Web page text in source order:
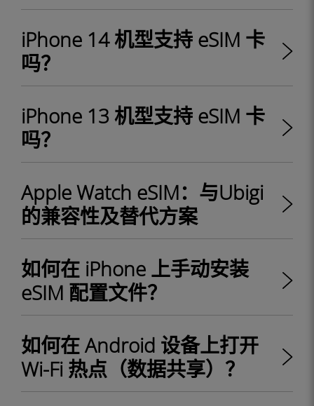
iPhone 14 机型支持 eSIM 卡
吗？
iPhone 13 机型支持 eSIM 卡
吗？
Apple Watch eSIM：与Ubigi
的兼容性及替代方案
如何在 iPhone 上手动安装
eSIM 配置文件？
如何在 Android 设备上打开
Wi-Fi 热点（数据共享）？